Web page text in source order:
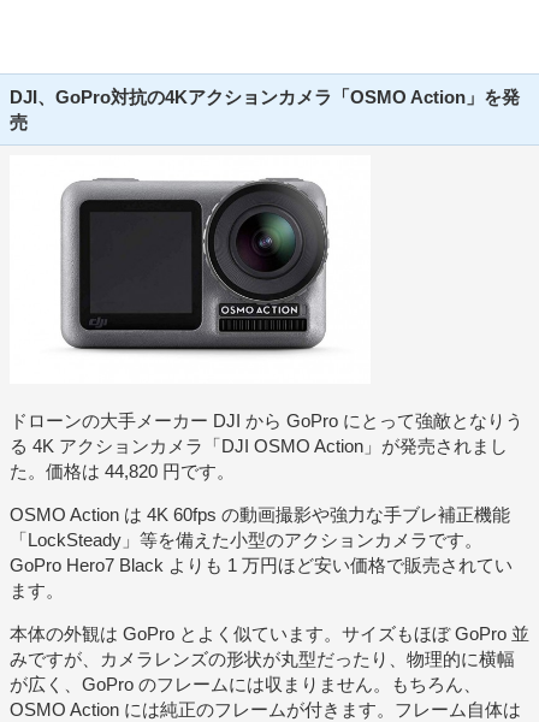
DJI、GoPro対抗の4Kアクションカメラ「OSMO Action」を発
売
ドローンの大手メーカー DJI から GoPro にとって強敵となりう
る 4K アクションカメラ「DJI OSMO Action」が発売されまし
た。価格は 44,820 円です。
OSMO Action は 4K 60fps の動画撮影や強力な手ブレ補正機能
「LockSteady」等を備えた小型のアクションカメラです。
GoPro Hero7 Black よりも 1 万円ほど安い価格で販売されてい
ます。
本体の外観は GoPro とよく似ています。サイズもほぼ GoPro 並
みですが、カメラレンズの形状が丸型だったり、物理的に横幅
が広く、GoPro のフレームには収まりません。もちろん、
OSMO Action には純正のフレームが付きます。フレーム自体は